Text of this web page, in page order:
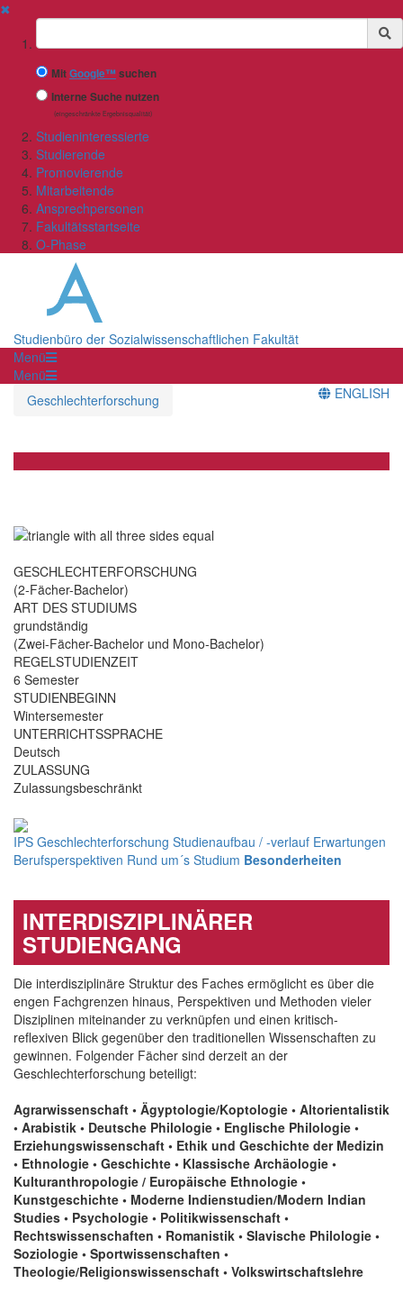
✖
Suchbegriff
MitGoogle™ suchen
Interne Suche nutzen
(eingeschränkte Ergebnisqualität)
Studieninteressierte
Studierende
Promovierende
Mitarbeitende
Ansprechpersonen
Fakultätsstartseite
O-Phase
Studienbüro der Sozialwissenschaftlichen Fakultät
Menü
Menü
Geschlechterforschung
ENGLISH
GESCHLECHTERFORSCHUNG
(2-Fächer-Bachelor)
ART DES STUDIUMS
grundständig
(Zwei-Fächer-Bachelor und Mono-Bachelor)
REGELSTUDIENZEIT
6 Semester
STUDIENBEGINN
Wintersemester
UNTERRICHTSSPRACHE
Deutsch
ZULASSUNG
Zulassungsbeschränkt
IPS Geschlechterforschung Studienaufbau / -verlauf Erwartungen
Berufsperspektiven Rund um´s Studium Besonderheiten
INTERDISZIPLINÄRER
STUDIENGANG
Die interdisziplinäre Struktur des Faches ermöglicht es über die
engen Fachgrenzen hinaus, Perspektiven und Methoden vieler
Disziplinen miteinander zu verknüpfen und einen kritisch-
reflexiven Blick gegenüber den traditionellen Wissenschaften zu
gewinnen. Folgender Fächer sind derzeit an der
Geschlechterforschung beteiligt:
Agrarwissenschaft • Ägyptologie/Koptologie • Altorientalistik
• Arabistik • Deutsche Philologie • Englische Philologie •
Erziehungswissenschaft • Ethik und Geschichte der Medizin
• Ethnologie • Geschichte • Klassische Archäologie •
Kulturanthropologie / Europäische Ethnologie •
Kunstgeschichte • Moderne Indienstudien/Modern Indian
Studies • Psychologie • Politikwissenschaft •
Rechtswissenschaften • Romanistik • Slavische Philologie •
Soziologie • Sportwissenschaften •
Theologie/Religionswissenschaft • Volkswirtschaftslehre